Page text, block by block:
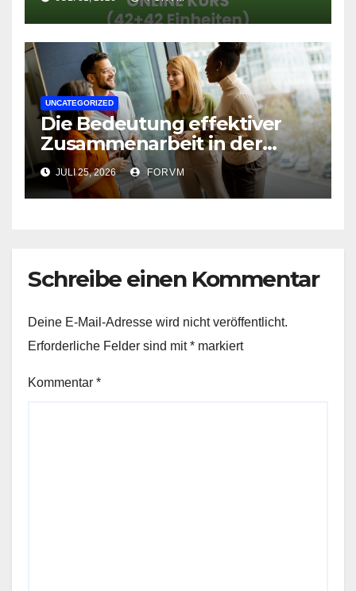
UNCATEGORIZED
Die Bedeutung effektiver
Zusammenarbeit in der
Arbeitswelt
JULI 25, 2026 FORVM
Schreibe einen Kommentar
Deine E-Mail-Adresse wird nicht veröffentlicht.
Erforderliche Felder sind mit* markiert
Kommentar *